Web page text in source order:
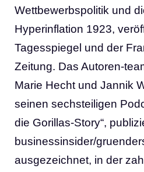
Wettbewerbspolitik und
Hyperinflation 1923,
Tagesspiegel und der
Zeitung. Das Autoren-
Marie Hecht und Jannik
seinen sechsteiligen
die Gorillas-Story“,
businessinsider/
ausgezeichnet, in der